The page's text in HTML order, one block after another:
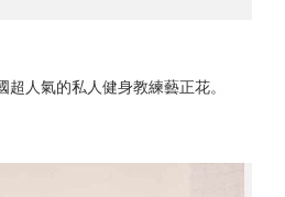
人氣的私人健身教練藝正花。